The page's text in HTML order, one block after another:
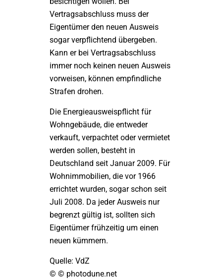
Vertragsabschluss muss der
Eigentümer den neuen Ausweis
sogar verpflichtend übergeben.
Kann er bei Vertragsabschluss
immer noch keinen neuen Ausweis
vorweisen, können empfindliche
Strafen drohen.
Die Energieausweispflicht für
Wohngebäude, die entweder
verkauft, verpachtet oder vermietet
werden sollen, besteht in
Deutschland seit Januar 2009. Für
Wohnimmobilien, die vor 1966
errichtet wurden, sogar schon seit
Juli 2008. Da jeder Ausweis nur
begrenzt gültig ist, sollten sich
Eigentümer frühzeitig um einen
neuen kümmern.
Quelle: VdZ
© © photodune.net